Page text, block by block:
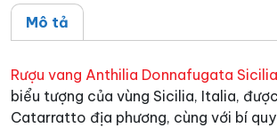
Mô tả
Rượu vang Anthilia Donnafugata Sicilia
biểu tượng của vùng Sicilia, Italia,
Catarratto địa phương, cùng với bí